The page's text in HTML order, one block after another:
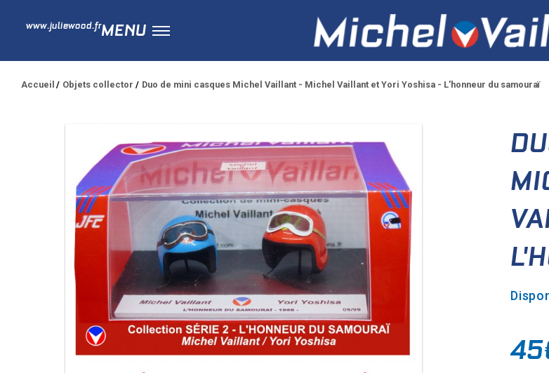
www.juliewood.frMENU
Accueil Objets collector Duo de mini casques Michel Vaillant - Michel Vaillant et Yori Yoshisa - L'honneur du samouraï